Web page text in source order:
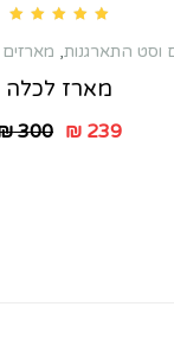
, מסיבת רווקות
וסט התארגנות,
מארז לכלה
300 ₪239